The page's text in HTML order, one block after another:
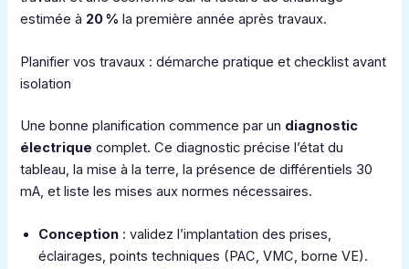
estimée à 20 % la première année après travaux.
Planifier vos travaux : démarche pratique et checklist avant
isolation
Une bonne planification commence par un diagnostic
électrique complet. Ce diagnostic précise l’état du
tableau, la mise à la terre, la présence de différentiels 30
mA, et liste les mises aux normes nécessaires.
Conception : validez l’implantation des prises,
éclairages, points techniques (PAC, VMC, borne VE).